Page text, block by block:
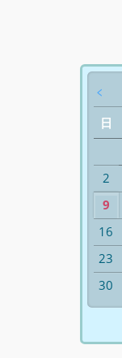
﹤
日
2
9
16
23
30